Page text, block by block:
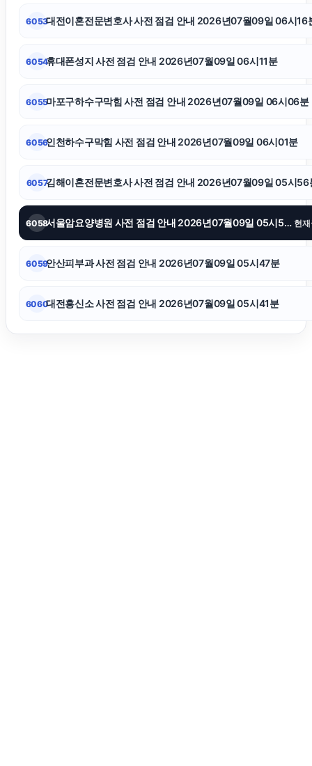
서초구하수구막힘
용인변호사
6053대전이혼전문변호사 사전 점검 안내 2026년07월09일 06시16
6054휴대폰성지 사전 점검 안내 2026년07월09일 06시11분
6055마포구하수구막힘 사전 점검 안내 2026년07월09일 06시06분
6056인천하수구막힘 사전 점검 안내 2026년07월09일 06시01분
6057김해이혼전문변호사 사전 점검 안내 2026년07월09일 05시56
6058 서울암요양병원 사전 점검 안내 2026년07월09일 05시51분 현
6059안산피부과 사전 점검 안내 2026년07월09일 05시47분
6060대전흥신소 사전 점검 안내 2026년07월09일 05시41분